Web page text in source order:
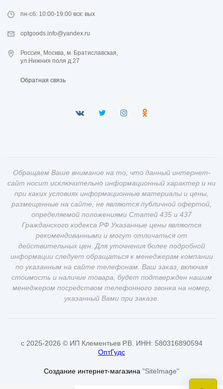
пн-сб: 10:00-19:00 вск: вых
optgoods.info@yandex.ru
Россия, Москва, м. Братиславская,
ул.Нижния поля д.27
Обратная связь
Обращаем Ваше внимание на то, что данный интернет-
сайт носит исключительно информационный характер и ни
при каких условиях информационные материалы и цены,
размещенные на сайте, не являются публичной офертой,
определяемой положениями Статей 435 и 437
Гражданского кодекса РФ Указанные цены являются
рекомендованными и могут отличаться от
действительных цен. Для уточнения более подробной
информации следует обращаться к менеджерам компании
по указанным на сайте телефонам. Ваш заказ, включая
стоимость и наличие товара, будет подтвержден нашим
менеджером посредством телефонного звонка на номер,
указанный Вами при заказе.
c 2025-2026 © ИП Клементьев Р.В. ИНН: 580316890594
ОптГудс
Создание интернет-магазина "SiteImage"